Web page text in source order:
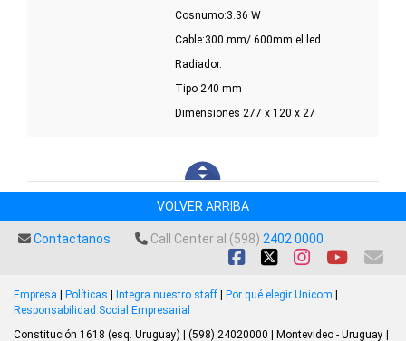
Cosnumo:3.36 W
Cable:300 mm/ 600mm el led
Radiador.
Tipo 240 mm
Dimensiones 277 x 120 x 27
VOLVER ARRIBA
Contactanos Call Center al (598) 2402 0000
Empresa | Políticas | Integra nuestro staff | Por qué elegir Unicom |
Responsabilidad Social Empresarial
Constitución 1618 (esq. Uruguay) | (598) 24020000 | Montevideo - Uruguay |